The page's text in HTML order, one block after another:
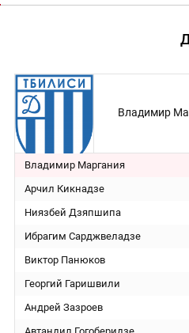
Владимир
Владимир Маргания
Арчил Кикнадзе
Ниязбей Дзяпшипа
Ибрагим Сарджвеладзе
Виктор Панюков
Георгий Гаришвили
Андрей Зазроев